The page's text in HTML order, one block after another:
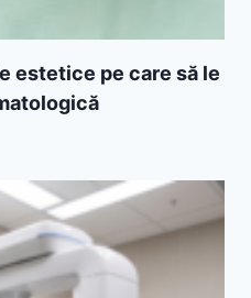
estetice pe care să le